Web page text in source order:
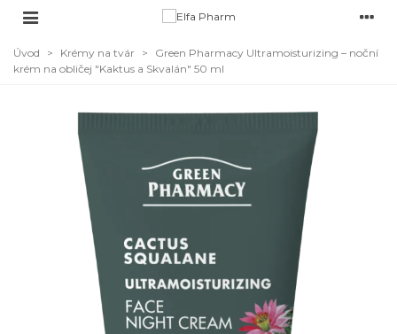
Úvod > Krémy na tvár >
Green Pharmacy Ultramoisturizing – noční
krém na obličej "Kaktus a Skvalán" 50 ml